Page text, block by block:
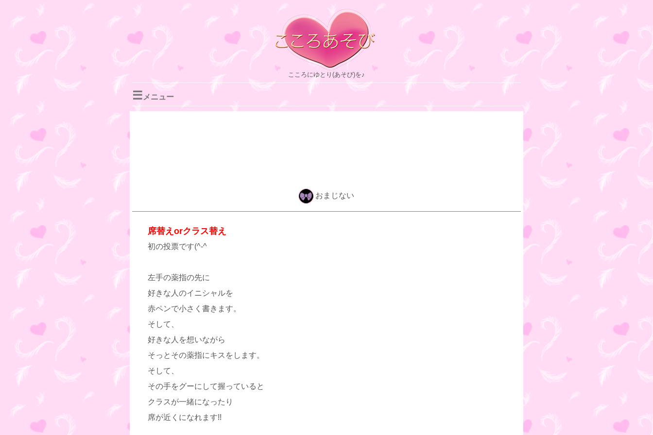
こころにゆとり(あそび)を♪
☰ メニュー
おまじない
席替えorクラス替え
初の投票です(^-^ゞ
左手の薬指の先に
好きな人のイニシャルを
赤ペンで小さく書きます。
そして、
好きな人を想いながら
そっとその薬指にキスをします。
そして、
その手をグーにして握っていると
クラスが一緒になったり
席が近くになれます!!